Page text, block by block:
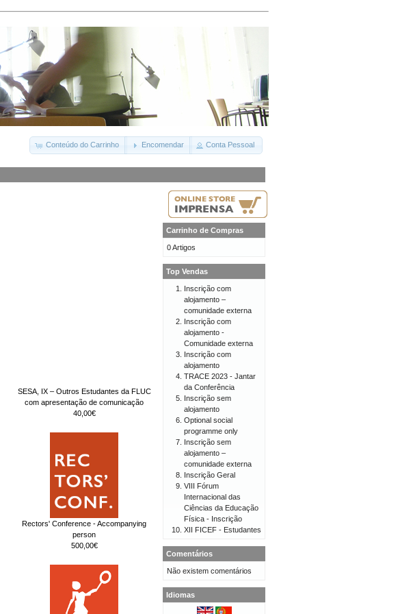
Conteúdo do Carrinho Encomendar Conta Pessoal
SESA, IX – Outros Estudantes da FLUC
com apresentação de comunicação
40,00€
Rectors' Conference - Accompanying
person
500,00€
Carrinho de Compras
0 Artigos
Top Vendas
Inscrição com
alojamento –
comunidade externa
Inscrição com
alojamento -
Comunidade externa
Inscrição com
alojamento
TRACE 2023 - Jantar
da Conferência
Inscrição sem
alojamento
Optional social
programme only
Inscrição sem
alojamento –
comunidade externa
Inscrição Geral
VIII Fórum
Internacional das
Ciências da Educação
Física - Inscrição
XII FICEF - Estudantes
Comentários
Não existem comentários
Idiomas